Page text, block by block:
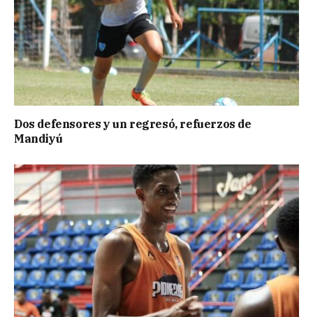
Dos defensores y un regresó, refuerzos de
Mandiyú